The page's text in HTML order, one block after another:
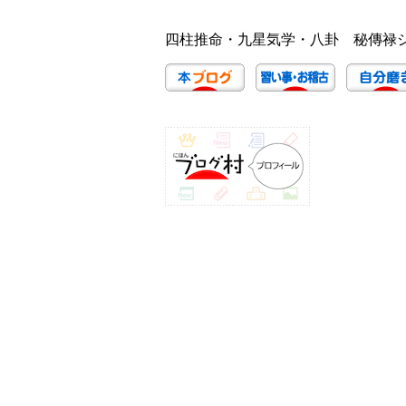
四柱推命・九星気学・八卦　秘傳禄